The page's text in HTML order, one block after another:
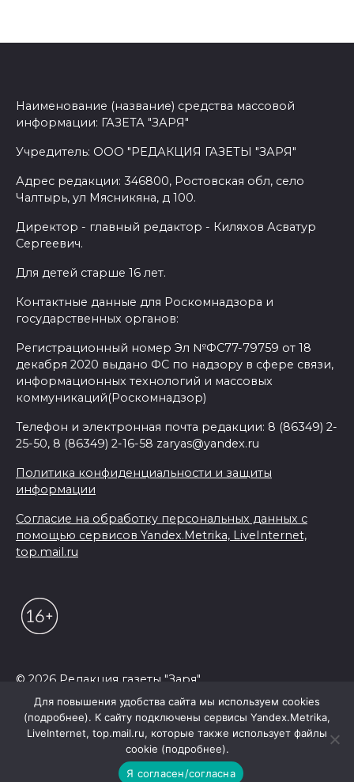
Наименование (название) средства массовой
информации: ГАЗЕТА "ЗАРЯ"
Учредитель: ООО "РЕДАКЦИЯ ГАЗЕТЫ "ЗАРЯ"
Адрес редакции: 346800, Ростовская обл, село
Чалтырь, ул Мясникяна, д 100.
Директор - главный редактор - Киляхов Асватур
Сергеевич.
Для детей старше 16 лет.
Контактные данные для Роскомнадзора и
государственных органов:
Регистрационный номер Эл №ФС77-79759 от 18
декабря 2020 выдано ФС по надзору в сфере связи,
информационных технологий и массовых
коммуникаций(Роскомнадзор)
Телефон и электронная почта редакции: 8 (86349) 2-
25-50, 8 (86349) 2-16-58 zaryas@yandex.ru
Политика конфиденциальности и защиты
информации
Согласие на обработку персональных данных с
помощью сервисов Yandex.Metrika, LiveInternet,
top.mail.ru
© 2026 Редакция газеты "Заря"
Для повышения удобства сайта мы используем cookies
(подробнее). К сайту подключены сервисы Yandex.Metrika,
LiveInternet, top.mail.ru, которые также использует файлы
cookie (подробнее).
Я согласен/согласна